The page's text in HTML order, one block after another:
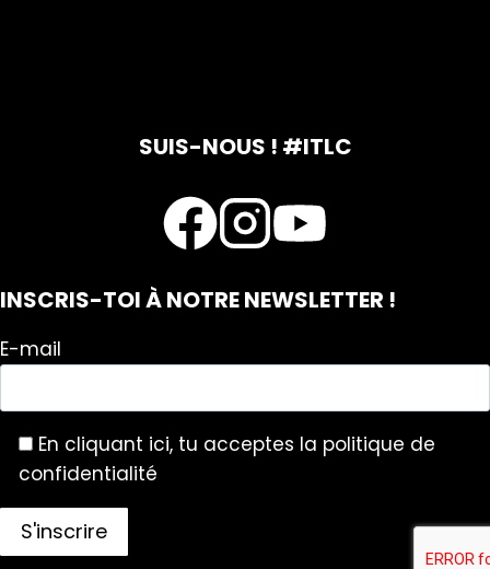
SUIS-NOUS ! #ITLC
INSCRIS-TOI À NOTRE NEWSLETTER !
E-mail
En cliquant ici, tu acceptes la politique de
confidentialité